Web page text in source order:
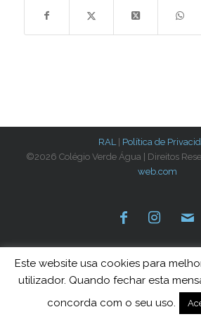
RAL
Política de
©2026 Colégio Verde Água | Direitos
web.com
Este website usa cookies para
utilizador. Quando fechar esta
concorda com o seu uso.